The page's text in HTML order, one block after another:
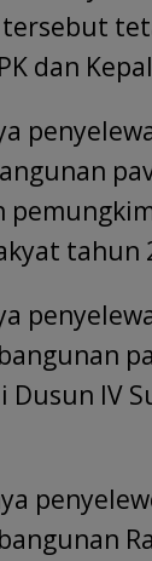
tersebut
dan
tahun
Dusun IV